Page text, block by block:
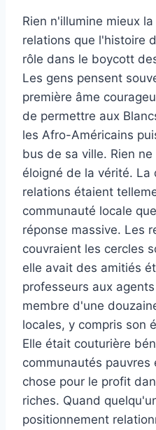
Rien n'illumine mieux
relations que l'histoire
rôle dans le boycott
Les gens pensent
première âme
de permettre aux
les Afro-Américains
bus de sa ville. Rien
éloigné de la vérité.
relations étaient
communauté locale
réponse massive. Les
couvraient les cercles
elle avait des amitiés
professeurs aux
membre d'une
locales, y compris son
Elle était couturière
communautés pauvres
chose pour le profit
riches. Quand
positionnement